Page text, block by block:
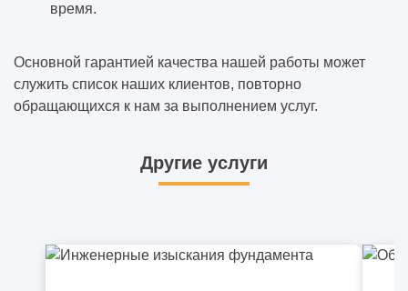
время.
Основной гарантией качества нашей работы может
служить список наших клиентов, повторно
обращающихся к нам за выполнением услуг.
Другие услуги